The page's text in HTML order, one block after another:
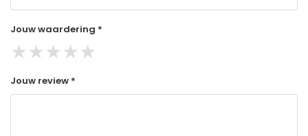
Jouw waardering *
★★★★★
Jouw review *